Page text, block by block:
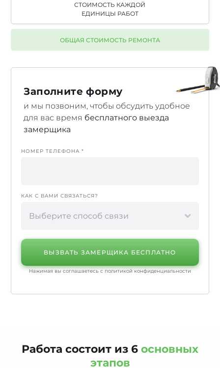
СТОИМОСТЬ КАЖДОЙ
ЕДИНИЦЫ РАБОТ
ОБЩАЯ СТОИМОСТЬ РЕМОНТА
Заполните форму
и мы позвоним, чтобы обсудить удобное
для вас время бесплатного выезда
замерщика
НОМЕР ТЕЛЕФОНА *
КАК С ВАМИ СВЯЗАТЬСЯ?
Выберите способ связи
ВЫЗВАТЬ ЗАМЕРЩИКА БЕСПЛАТНО
Нажимая вы соглашаетесь сполитикой конфиденциальности
Работа состоит из 6 основных
этапов